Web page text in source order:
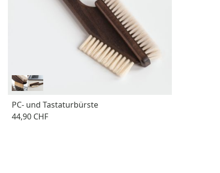
PC- und Tastaturbürste
44,90 CHF